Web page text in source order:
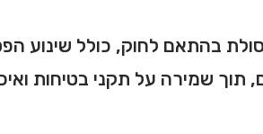
בהתאם לחוק, כולל שינוע
שמירה על תקני בטיחות